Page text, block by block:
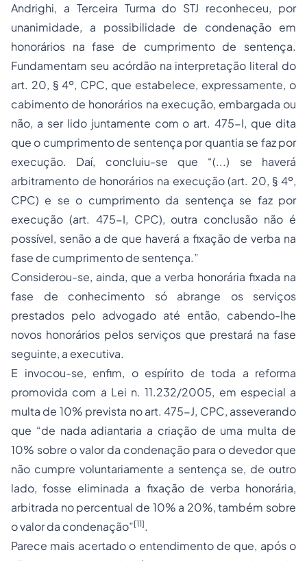
Andrighi, a Terceira Turma do STJ reconheceu, por
unanimidade, a possibilidade de condenação em
honorários na fase de cumprimento de sentença.
Fundamentam seu acórdão na interpretação literal do
art. 20, § 4º, CPC, que estabelece, expressamente, o
cabimento de honorários na execução, embargada ou
não, a ser lido juntamente com o art. 475-I, que dita
que o cumprimento de sentença por quantia se faz por
execução. Daí, concluiu-se que “(...) se haverá
arbitramento de honorários na execução (art. 20, § 4º,
CPC) e se o cumprimento da sentença se faz por
execução (art. 475-I, CPC), outra conclusão não é
possível, senão a de que haverá a fixação de verba na
fase de cumprimento de sentença.”
Considerou-se, ainda, que a verba honorária fixada na
fase de conhecimento só abrange os serviços
prestados pelo advogado até então, cabendo-lhe
novos honorários pelos serviços que prestará na fase
seguinte, a executiva.
E invocou-se, enfim, o espírito de toda a reforma
promovida com a Lei n. 11.232/2005, em especial a
multa de 10% prevista no art. 475-J, CPC, asseverando
que “de nada adiantaria a criação de uma multa de
10% sobre o valor da condenação para o devedor que
não cumpre voluntariamente a sentença se, de outro
lado, fosse eliminada a fixação de verba honorária,
arbitrada no percentual de 10% a 20%, também sobre
o valor da condenação”[11].
Parece mais acertado o entendimento de que, após o